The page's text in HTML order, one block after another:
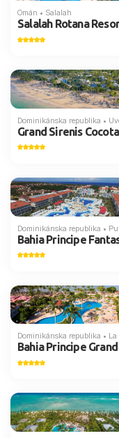
Omán • Salalah
Salalah Rotana
Dominikánska republika •
Grand Sirenis
Dominikánska republika •
Bahia Principe
Dominikánska republika • La
Bahia Principe